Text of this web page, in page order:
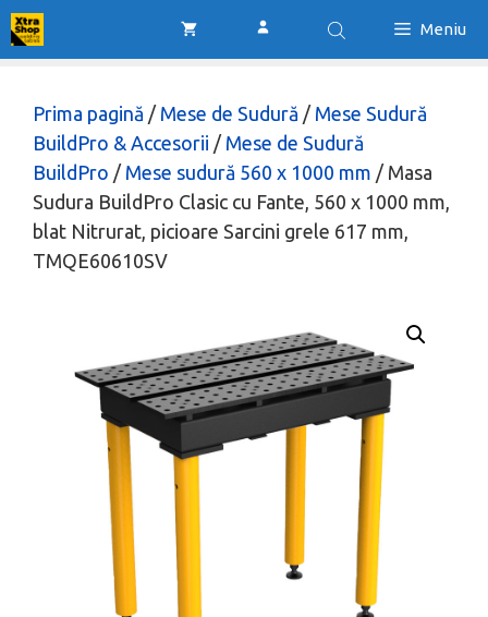
Sari
la
Meniu
Prima pagină / Mese de Sudură / Mese Sudură
BuildPro & Accesorii / Mese de Sudură
BuildPro / Mese sudură 560 x 1000 mm / Masa
Sudura BuildPro Clasic cu Fante, 560 x 1000 mm,
blat Nitrurat, picioare Sarcini grele 617 mm,
TMQE60610SV